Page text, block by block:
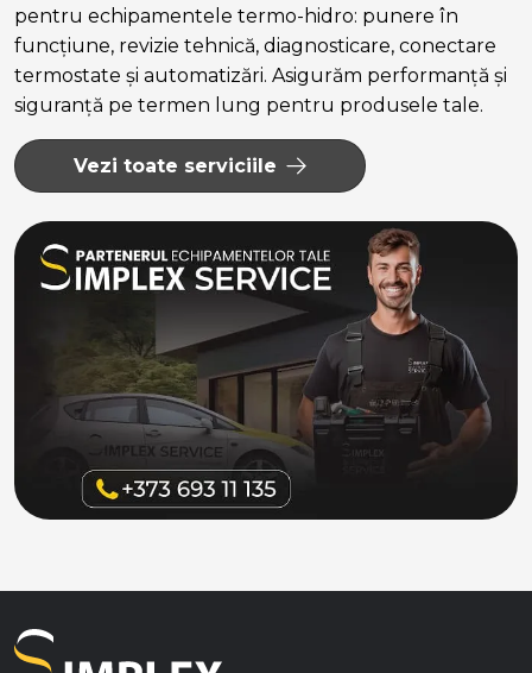
pentru echipamentele termo-hidro: punere în
funcțiune, revizie tehnică, diagnosticare, conectare
termostate și automatizări. Asigurăm performanță și
siguranță pe termen lung pentru produsele tale.
Vezi toate serviciile